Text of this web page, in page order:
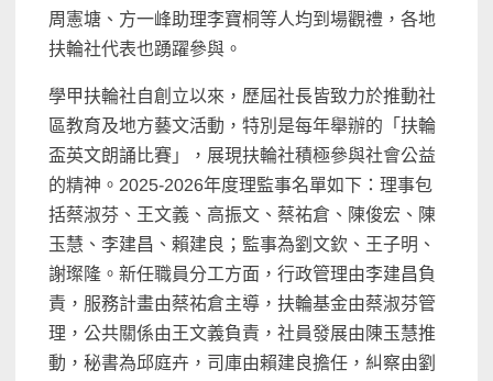
周憲塘、方一峰助理李寶桐等人均到場觀禮，各地
扶輪社代表也踴躍參與。
學甲扶輪社自創立以來，歷屆社長皆致力於推動社
區教育及地方藝文活動，特別是每年舉辦的「扶輪
盃英文朗誦比賽」，展現扶輪社積極參與社會公益
的精神。2025-2026年度理監事名單如下：理事包
括蔡淑芬、王文義、高振文、蔡祐倉、陳俊宏、陳
玉慧、李建昌、賴建良；監事為劉文欽、王子明、
謝璨隆。新任職員分工方面，行政管理由李建昌負
責，服務計畫由蔡祐倉主導，扶輪基金由蔡淑芬管
理，公共關係由王文義負責，社員發展由陳玉慧推
動，秘書為邱庭卉，司庫由賴建良擔任，糾察由劉